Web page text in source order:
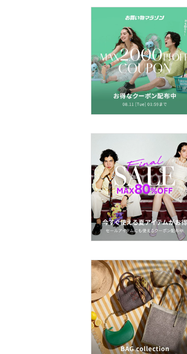
ファッション雑貨
アクセサリー・腕時計
財布・ポーチ・ケース
帽子
ヘアアクセサリー
スーツ・フォーマル
水着・スイムグッズ
着物・浴衣・和装小物
スキンケア
メイクアップ
ネイル
ボディケア・オーラルケ
ア
ヘアケア